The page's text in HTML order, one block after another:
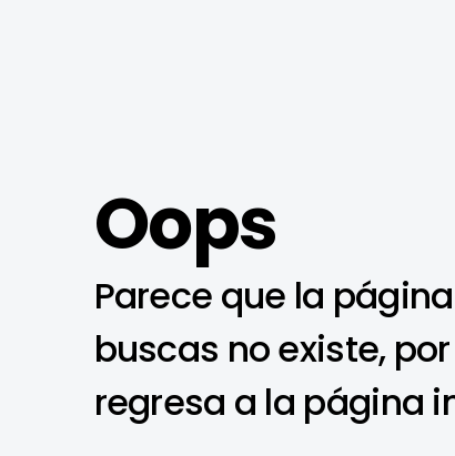
Oops
Parece que la
buscas no existe,
regresa a la página